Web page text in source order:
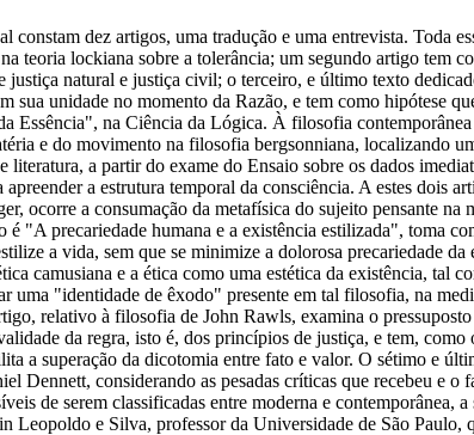
dez artigos, uma tradução e uma entrevista. Toda
teoria lockiana sobre a tolerância; um segundo artigo tem
natural e justiça civil; o terceiro, e último texto
sua unidade no momento da Razão, e tem como hipótese
na Ciência da Lógica. À filosofia
e do movimento na filosofia bergsonniana, localizando
a partir do exame do Ensaio sobre os dados
a estrutura temporal da consciência. A estes dois
ocorre a consumação da metafísica do sujeito pensante
"A precariedade humana e a existência estilizada", toma
a vida, sem que se minimize a dolorosa precariedade
camusiana e a ética como uma estética da existência, tal
"identidade de êxodo" presente em tal filosofia, na
relativo à filosofia de John Rawls, examina o
da regra, isto é, dos princípios de justiça, e tem,
a superação da dicotomia entre fato e valor. O sétimo e
considerando as pesadas críticas que recebeu e o
de serem classificadas entre moderna e contemporânea,
e Silva, professor da Universidade de São Paulo,